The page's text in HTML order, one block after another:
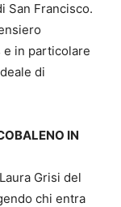
San Francisco.
e in particolare
di
IN
Grisi del
chi entra